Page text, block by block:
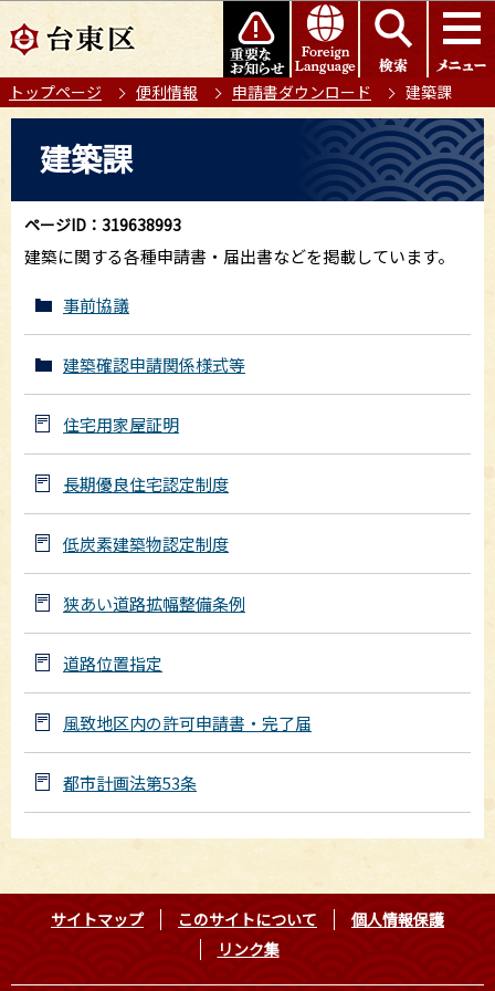
の
ー
ジ
頭
このページの本文へ移動
トップページ 便利情報 申請書ダウンロード 建築課
ら
建築課
ページID：319638993
建築に関する各種申請書・届出書などを掲載しています。
事前協議
建築確認申請関係様式等
住宅用家屋証明
長期優良住宅認定制度
低炭素建築物認定制度
狭あい道路拡幅整備条例
道路位置指定
風致地区内の許可申請書・完了届
都市計画法第53条
サイトマップ このサイトについて
個人情報保護
リンク集